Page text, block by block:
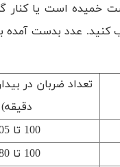
بشمارید و سپس در 4 ضرب کنید.
تعداد ضربان در
دقیقه)
100 تا 205
100 تا 180